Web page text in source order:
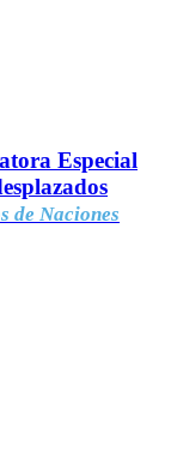
Especial
de Naciones